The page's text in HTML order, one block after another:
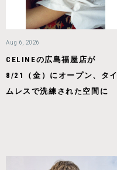
Aug 6, 2026
CELINEの広島福屋店が
8/21（金）にオープン、タイ
ムレスで洗練された空間に